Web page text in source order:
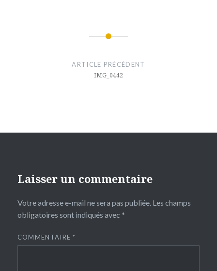
ARTICLE PRÉCÉDENT
IMG_0442
Laisser un commentaire
Votre adresse e-mail ne sera pas publiée. Les champs
obligatoires sont indiqués avec *
COMMENTAIRE*